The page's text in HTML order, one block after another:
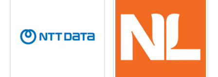
Einloggen
Passwort vergessen?